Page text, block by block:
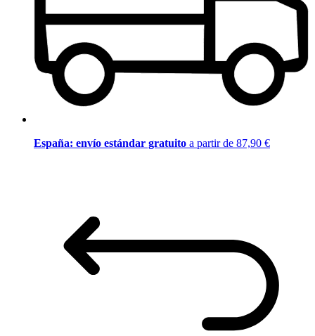
España: envío estándar gratuito a partir de 87,90 €